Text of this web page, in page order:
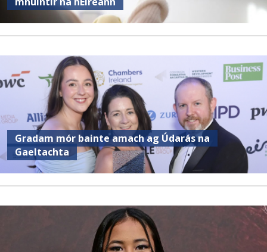
Gradam mór bainte amach ag Údarás na
Gaeltachta